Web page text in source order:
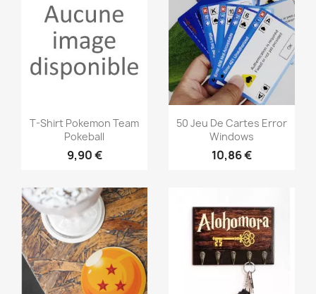
Aperçu rapide
T-Shirt Pokemon Team
Pokeball
9,90 €
Aperçu rapide
50 Jeu De Cartes Error
Windows
10,86 €